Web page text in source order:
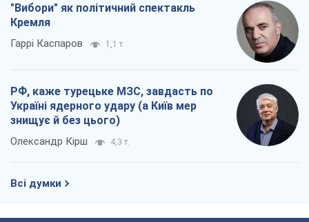
"Вибори" як політичний спектакль
Кремля
Гаррі Каспаров 1,1 т.
РФ, каже турецьке МЗС, завдасть по
Україні ядерного удару (а Київ мер
знищує й без цього)
Олександр Кірш 4,3 т.
Всі думки